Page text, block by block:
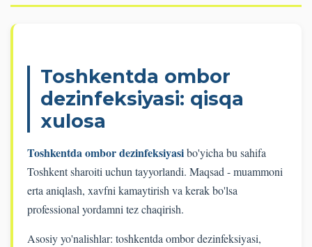
Toshkentda ombor
dezinfeksiyasi: qisqa
xulosa
Toshkentda ombor dezinfeksiyasibo'yicha bu sahifa
Toshkent sharoiti uchun tayyorlandi. Maqsad - muammoni
erta aniqlash, xavfni kamaytirish va kerak bo'lsa
professional yordamni tez chaqirish.
Asosiy yo'nalishlar: toshkentda ombor dezinfeksiyasi,